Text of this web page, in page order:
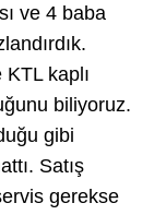
ve 4 baba
KTL kaplı
biliyoruz.
gibi
Satış
gerekse